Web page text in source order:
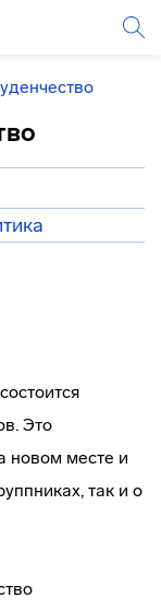
Это
новом месте и
так и о